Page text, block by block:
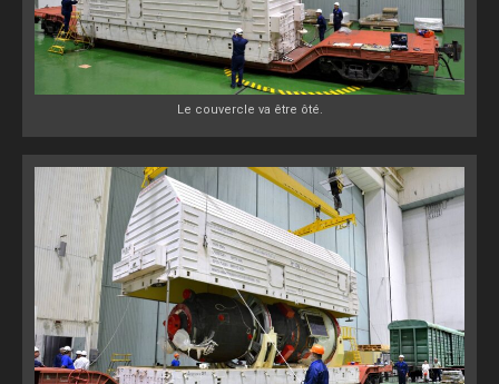
Le couvercle va être ôté.